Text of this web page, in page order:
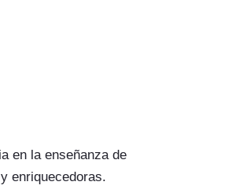
en la enseñanza de
enriquecedoras.